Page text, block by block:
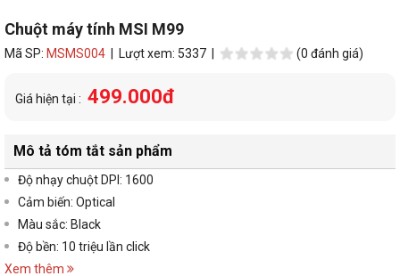
Chuột máy tính MSI M99
Mã SP: MSMS004 | Lượt xem: 5337 | (0 đánh giá)
Giá hiện tại : 499.000đ
Mô tả tóm tắt sản phẩm
Độ nhạy chuột DPI: 1600
Cảm biến: Optical
Màu sắc: Black
Độ bền: 10 triệu lần click
Xem thêm